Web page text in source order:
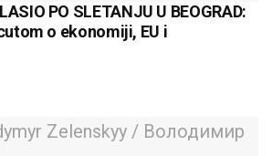
PO SLETANJU U BEOGRAD:
o ekonomiji, EU i